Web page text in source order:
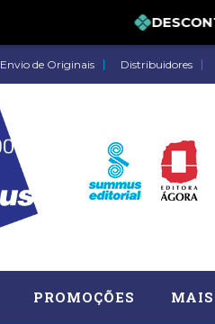
Envio de Originais Distribuidores
PROMOÇÕES